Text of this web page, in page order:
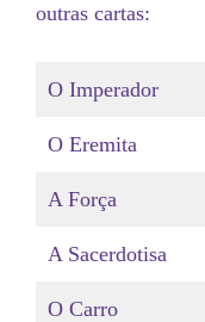
outras cartas:
O Imperador
O Eremita
A Força
A Sacerdotisa
O Carro